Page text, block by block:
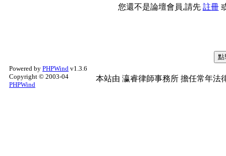
您還不是論壇會員,請先 註冊
Powered by PHPWind v1.3.6
Copyright © 2003-04
PHPWind
本站由 瀛睿律師事務所 擔任常年法